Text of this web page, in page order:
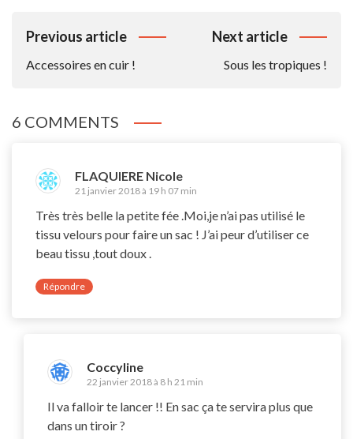
Navigation
L’article
Previous article
Accessoires en cuir !
Next article
Sous les tropiques !
6 COMMENTS
FLAQUIERE Nicole
21 janvier 2018 à 19 h 07 min
Très très belle la petite fée .Moi,je n’ai pas utilisé le
tissu velours pour faire un sac ! J’ai peur d’utiliser ce
beau tissu ,tout doux .
Répondre
Coccyline
22 janvier 2018 à 8 h 21 min
Il va falloir te lancer !! En sac ça te servira plus que
dans un tiroir ?